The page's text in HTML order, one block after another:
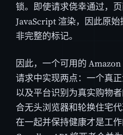
锁。即使请求侥幸通过，
JavaScript 渲染，因此原
非完整的标记。
因此，一个可用的
请求中实现两点：一个真正
以及平台识别为真实购物
合无头浏览器和轮换住宅
在一起并保持健康才是工作